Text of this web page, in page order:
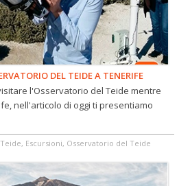
DEL TEIDE A TENERIFE
l'Osservatorio del Teide mentre
nell'articolo di oggi ti presentiamo
Escursioni, Osservatorio del Teide